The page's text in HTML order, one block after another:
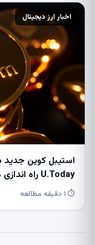
اخبار ارز دیجیتال
استیبل کوین جدید
U.Today راه اندازی می شود
⏱ ۱ دقیقه مطالعه